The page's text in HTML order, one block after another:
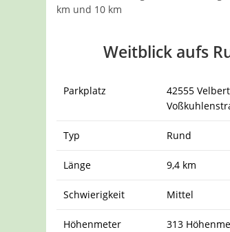
km und 10 km
Weitblick aufs
Parkplatz
42555
Typ Rund
Länge 9,4 km
Schwierigkeit Mittel
Höhenmeter 313